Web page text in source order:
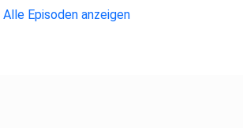
2020-nicht-675932
Alle Episoden anzeigen